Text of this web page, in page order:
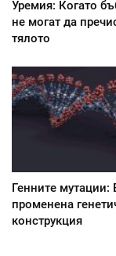
Уремия: Когато
не могат да
тялото
Генните мутации:
променена
конструкция